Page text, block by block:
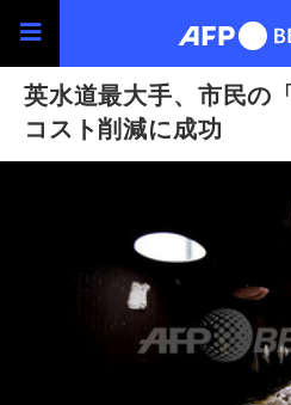
英水道最大手、市民の
コスト削減に成功